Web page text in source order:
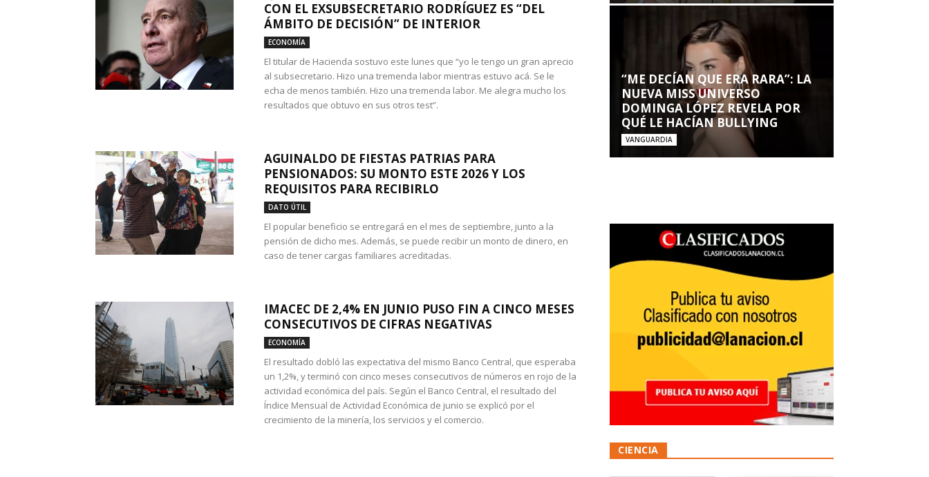
CON EL EXSUBSECRETARIO RODRÍGUEZ ES “DEL
ÁMBITO DE DECISIÓN” DE INTERIOR
ECONOMÍA
El titular de Hacienda sostuvo este lunes que “yo le tengo un gran aprecio
al subsecretario. Hizo una tremenda labor mientras estuvo acá. Se le
echa de menos también. Hizo una tremenda labor. Me alegra mucho los
resultados que obtuvo en sus otros test”.
AGUINALDO DE FIESTAS PATRIAS PARA
PENSIONADOS: SU MONTO ESTE 2026 Y LOS
REQUISITOS PARA RECIBIRLO
DATO ÚTIL
El popular beneficio se entregará en el mes de septiembre, junto a la
pensión de dicho mes. Además, se puede recibir un monto de dinero, en
caso de tener cargas familiares acreditadas.
IMACEC DE 2,4% EN JUNIO PUSO FIN A CINCO MESES
CONSECUTIVOS DE CIFRAS NEGATIVAS
ECONOMÍA
El resultado dobló las expectativa del mismo Banco Central, que esperaba
un 1,2%, y terminó con cinco meses consecutivos de números en rojo de la
actividad económica del país. Según el Banco Central, el resultado del
Índice Mensual de Actividad Económica de junio se explicó por el
crecimiento de la minería, los servicios y el comercio.
“ME DECÍAN QUE ERA RARA”: LA
NUEVA MISS UNIVERSO
DOMINGA LÓPEZ REVELA POR
QUÉ LE HACÍAN BULLYING
VANGUARDIA
CIENCIA